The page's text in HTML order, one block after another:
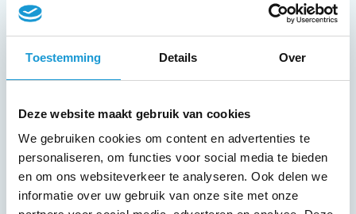
Toestemming Details Over
Deze website maakt gebruik van cookies
We gebruiken cookies om content en advertenties te
personaliseren, om functies voor social media te bieden
en om ons websiteverkeer te analyseren. Ook delen we
informatie over uw gebruik van onze site met onze
Welke gevolgen moeten
jouw plannen hebben?
Veel gevolgen van een plan zijn niet te
meten en worden vaak vaag en
vrijblijvend geformuleerd zoals ‘meer
klanten, een hogere omzet, lagere
kosten, meer online volgers of